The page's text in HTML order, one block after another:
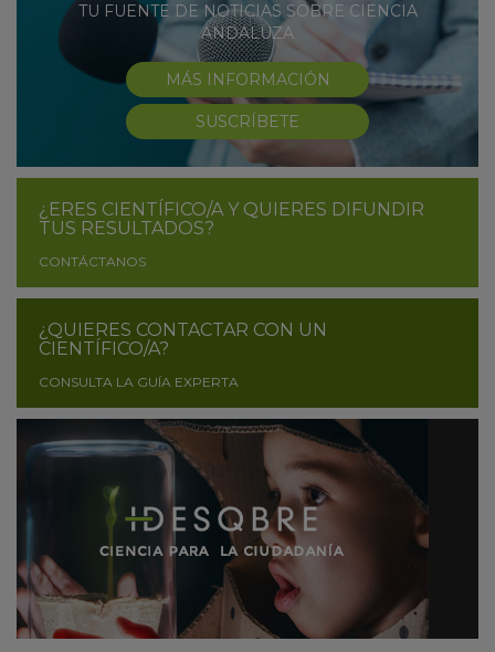
TU FUENTE DE NOTICIAS SOBRE CIENCIA
ANDALUZA
MÁS INFORMACIÓN
SUSCRÍBETE
¿ERES CIENTÍFICO/A Y QUIERES DIFUNDIR
TUS RESULTADOS?
CONTÁCTANOS
¿QUIERES CONTACTAR CON UN
CIENTÍFICO/A?
CONSULTA LA GUÍA EXPERTA